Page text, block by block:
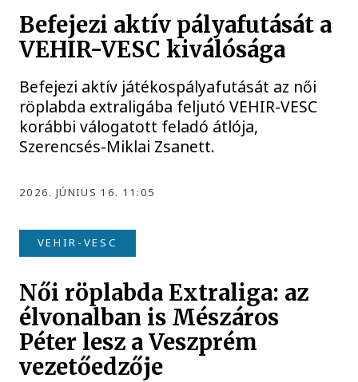
Befejezi aktív pályafutását a
VEHIR-VESC kiválósága
Befejezi aktív játékospályafutását az női
röplabda extraligába feljutó VEHIR-VESC
korábbi válogatott feladó átlója,
Szerencsés-Miklai Zsanett.
2026. JÚNIUS 16. 11:05
VEHIR-VESC
Női röplabda Extraliga: az
élvonalban is Mészáros
Péter lesz a Veszprém
vezetőedzője